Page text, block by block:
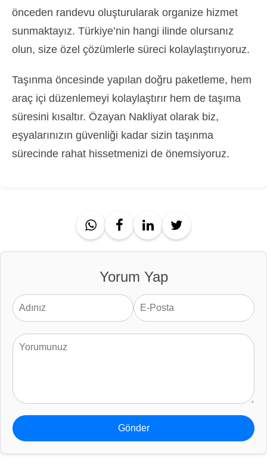
önceden randevu oluşturularak organize hizmet
sunmaktayız. Türkiye’nin hangi ilinde olursanız
olun, size özel çözümlerle süreci kolaylaştırıyoruz.
Taşınma öncesinde yapılan doğru paketleme, hem
araç içi düzenlemeyi kolaylaştırır hem de taşıma
süresini kısaltır. Özayan Nakliyat olarak biz,
eşyalarınızın güvenliği kadar sizin taşınma
sürecinde rahat hissetmenizi de önemsiyoruz.
Yorum Yap